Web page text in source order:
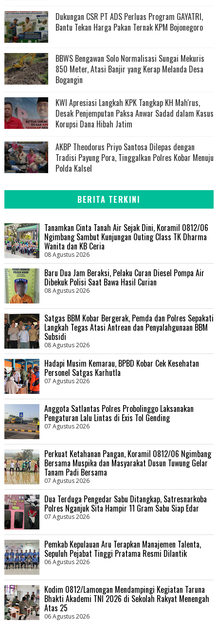
Dukungan CSR PT ADS Perluas Program GAYATRI,
Bantu Tekan Harga Pakan Ternak KPM Bojonegoro
BBWS Bengawan Solo Normalisasi Sungai Mekuris
850 Meter, Atasi Banjir yang Kerap Melanda Desa
Bogangin
KWI Apresiasi Langkah KPK Tangkap KH Mah'rus,
Desak Penjemputan Paksa Anwar Sadad dalam Kasus
Korupsi Dana Hibah Jatim
AKBP Theodorus Priyo Santosa Dilepas dengan
Tradisi Payung Pora, Tinggalkan Polres Kobar Menuju
Polda Kalsel
BERITA TERKINI
Tanamkan Cinta Tanah Air Sejak Dini, Koramil 0812/06
Ngimbang Sambut Kunjungan Outing Class TK Dharma
Wanita dan KB Ceria
08 Agustus 2026
Baru Dua Jam Beraksi, Pelaku Curan Diesel Pompa Air
Dibekuk Polisi Saat Bawa Hasil Curian
08 Agustus 2026
Satgas BBM Kobar Bergerak, Pemda dan Polres Sepakati
Langkah Tegas Atasi Antrean dan Penyalahgunaan BBM
Subsidi
08 Agustus 2026
Hadapi Musim Kemarau, BPBD Kobar Cek Kesehatan
Personel Satgas Karhutla
07 Agustus 2026
Anggota Satlantas Polres Probolinggo Laksanakan
Pengaturan Lalu Lintas di Exis Tol Gending
07 Agustus 2026
Perkuat Ketahanan Pangan, Koramil 0812/06 Ngimbang
Bersama Muspika dan Masyarakat Dusun Tuwung Gelar
Tanam Padi Bersama
07 Agustus 2026
Dua Terduga Pengedar Sabu Ditangkap, Satresnarkoba
Polres Nganjuk Sita Hampir 11 Gram Sabu Siap Edar
07 Agustus 2026
Pemkab Kepulauan Aru Terapkan Manajemen Talenta,
Sepuluh Pejabat Tinggi Pratama Resmi Dilantik
06 Agustus 2026
Kodim 0812/Lamongan Mendampingi Kegiatan Taruna
Bhakti Akademi TNI 2026 di Sekolah Rakyat Menengah
Atas 25
06 Agustus 2026